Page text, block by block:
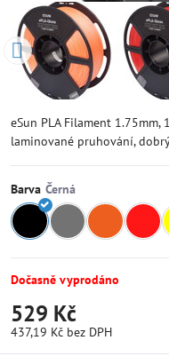
eSun PLA Filament
laminované pruhování,
Barva
Dočasně vyprodáno
529 Kč
437,19 Kč bez DPH